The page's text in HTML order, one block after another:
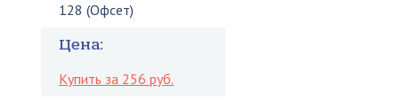
128 (Офсет)
Цена:
Купить за 256 руб.